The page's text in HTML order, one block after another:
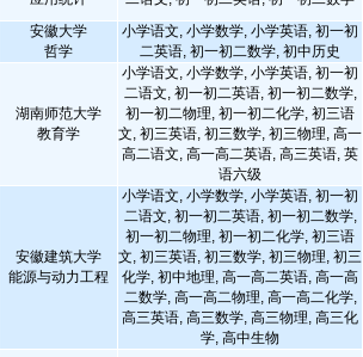
安徽大学
哲学
小学语文, 小学数学, 小学英语, 初一初
二英语, 初一初二数学, 初中历史
湖南师范大学
教育学
小学语文, 小学数学, 小学英语, 初一初
二语文, 初一初二英语, 初一初二数学,
初一初二物理, 初一初二化学, 初三语
文, 初三英语, 初三数学, 初三物理, 高一
高二语文, 高一高二英语, 高三英语, 英
语六级
安徽建筑大学
能源与动力工程
小学语文, 小学数学, 小学英语, 初一初
二语文, 初一初二英语, 初一初二数学,
初一初二物理, 初一初二化学, 初三语
文, 初三英语, 初三数学, 初三物理, 初三
化学, 初中地理, 高一高二英语, 高一高
二数学, 高一高二物理, 高一高二化学,
高三英语, 高三数学, 高三物理, 高三化
学, 高中生物